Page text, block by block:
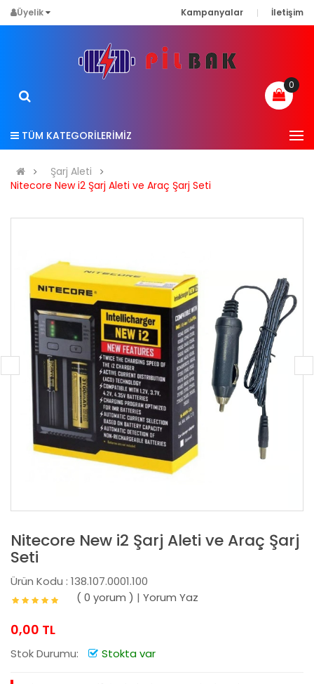
Üyelik Kampanyalar İletişim
0
TÜM KATEGORİLERİMİZ
Şarj Aleti
Nitecore New i2 Şarj Aleti ve Araç Şarj Seti
Nitecore New i2 Şarj Aleti ve Araç Şarj
Seti
Ürün Kodu : 138.107.0001.100
( 0 yorum ) | Yorum Yaz
0,00 TL
Stok Durumu: Stokta var